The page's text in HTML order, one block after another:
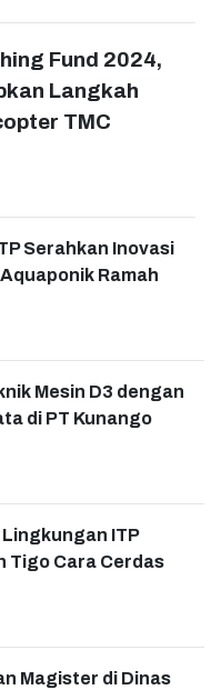
Fund 2024,
Langkah
TMC
Serahkan Inovasi
Ramah
Mesin D3 dengan
di PT Kunango
ITP
Tigo Cara Cerdas
Magister di Dinas